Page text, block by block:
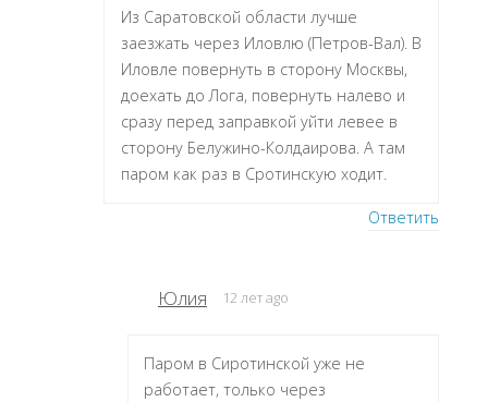
Из Саратовской области лучше
заезжать через Иловлю (Петров-Вал). В
Иловле повернуть в сторону Москвы,
доехать до Лога, повернуть налево и
сразу перед заправкой уйти левее в
сторону Белужино-Колдаирова. А там
паром как раз в Сротинскую ходит.
Ответить
Юлия 12 лет ago
Паром в Сиротинской уже не
работает, только через